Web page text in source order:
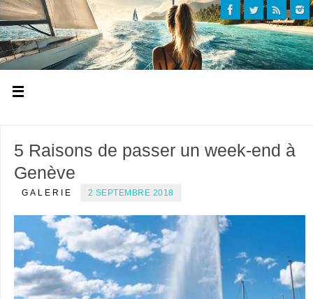
5 Raisons de passer un week-end à
Genève
GALERIE 2 SEPTEMBRE 2018